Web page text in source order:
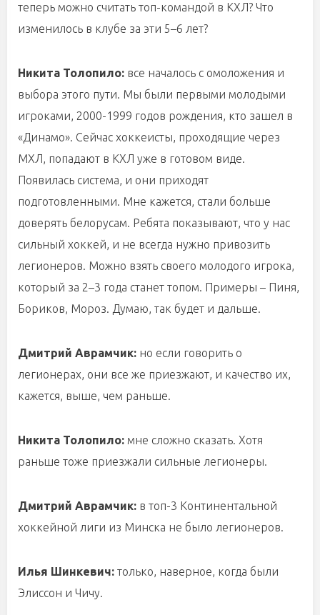
теперь можно считать топ-командой в КХЛ? Что
изменилось в клубе за эти 5–6 лет?
Никита Толопило: все началось с омоложения и
выбора этого пути. Мы были первыми молодыми
игроками, 2000-1999 годов рождения, кто зашел в
«Динамо». Сейчас хоккеисты, проходящие через
МХЛ, попадают в КХЛ уже в готовом виде.
Появилась система, и они приходят
подготовленными. Мне кажется, стали больше
доверять белорусам. Ребята показывают, что у нас
сильный хоккей, и не всегда нужно привозить
легионеров. Можно взять своего молодого игрока,
который за 2–3 года станет топом. Примеры – Пиня,
Бориков, Мороз. Думаю, так будет и дальше.
Дмитрий Аврамчик: но если говорить о
легионерах, они все же приезжают, и качество их,
кажется, выше, чем раньше.
Никита Толопило: мне сложно сказать. Хотя
раньше тоже приезжали сильные легионеры.
Дмитрий Аврамчик: в топ-3 Континентальной
хоккейной лиги из Минска не было легионеров.
Илья Шинкевич: только, наверное, когда были
Элиссон и Чичу.